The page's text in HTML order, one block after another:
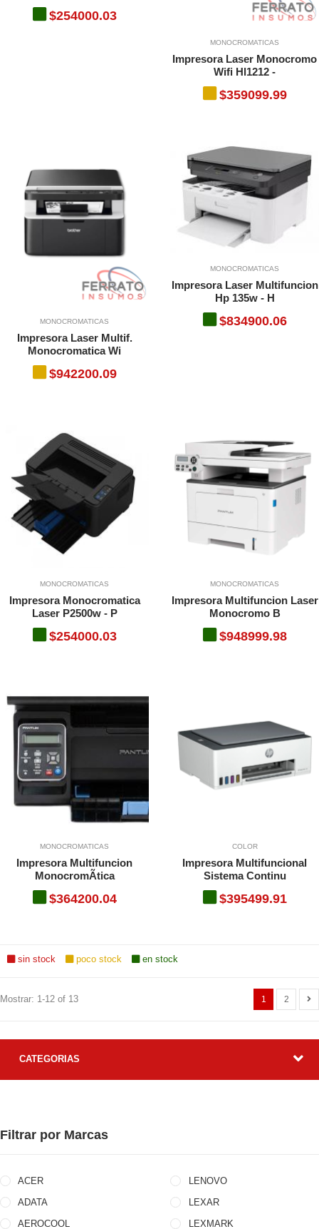
$254000.03
MONOCROMATICAS
Impresora Laser Monocromo
Wifi Hl1212 -
$359099.99
MONOCROMATICAS
Impresora Laser Multif.
Monocromatica Wi
$942200.09
MONOCROMATICAS
Impresora Laser Multifuncion
Hp 135w - H
$834900.06
MONOCROMATICAS
Impresora Monocromatica
Laser P2500w - P
$254000.03
MONOCROMATICAS
Impresora Multifuncion Laser
Monocromo B
$948999.98
MONOCROMATICAS
Impresora Multifuncion
MonocromÃtica
$364200.04
COLOR
Impresora Multifuncional
Sistema Continu
$395499.91
sin stock poco stock en stock
Mostrar: 1-12 of 13 1 2
CATEGORIAS
Filtrar por Marcas
ACER
ADATA
AEROCOOL
LENOVO
LEXAR
LEXMARK
-